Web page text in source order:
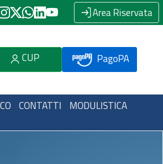
Area Riservata
CUP PagoPA
CONTATTI MODULISTICA